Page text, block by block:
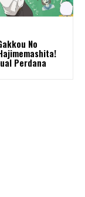
No
Perdana